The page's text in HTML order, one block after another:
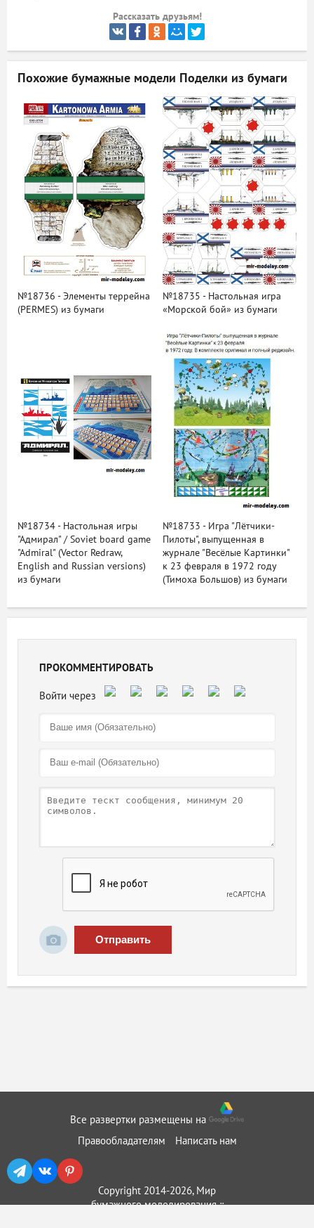
Рассказать друзьям!
Похожие бумажные модели Поделки из бумаги
№18736 - Элементы террейна
(PERMES) из бумаги
№18735 - Настольная игра
«Морской бой» из бумаги
№18734 - Настольная игры
"Адмирал" / Soviet board game
"Admiral" (Vector Redraw,
English and Russian versions)
из бумаги
№18733 - Игра "Лётчики-
Пилоты", выпущенная в
журнале "Весёлые Картинки"
к 23 февраля в 1972 году
(Тимоха Большов) из бумаги
ПРОКОММЕНТИРОВАТЬ
Отправить
Все развертки размещены на
Правообладателям
Написать нам
Copyright 2014-2026, Мир
бумажного моделирования ::